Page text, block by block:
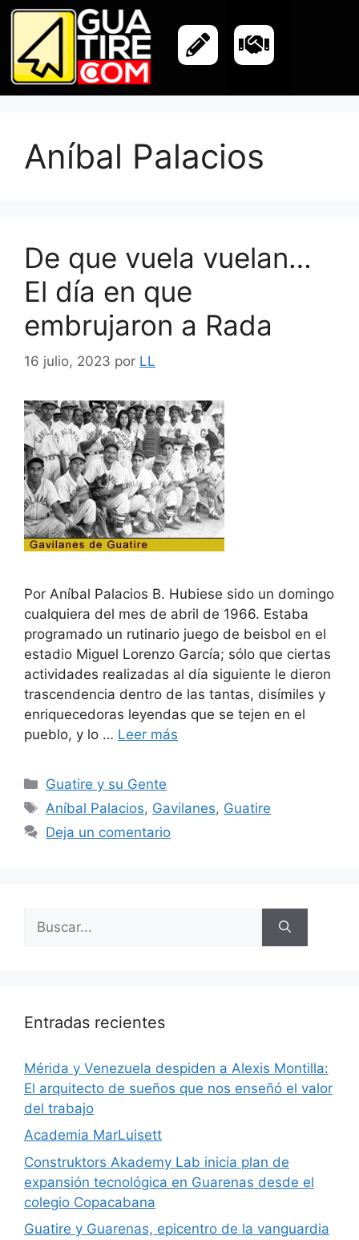
Aníbal Palacios
De que vuela vuelan…
El día en que
embrujaron a Rada
16 julio, 2023 por LL
Por Aníbal Palacios B. Hubiese sido un domingo
cualquiera del mes de abril de 1966. Estaba
programado un rutinario juego de beisbol en el
estadio Miguel Lorenzo García; sólo que ciertas
actividades realizadas al día siguiente le dieron
trascendencia dentro de las tantas, disímiles y
enriquecedoras leyendas que se tejen en el
pueblo, y lo … Leer más
Guatire y su Gente
Aníbal Palacios, Gavilanes, Guatire
Deja un comentario
Entradas recientes
​Mérida y Venezuela despiden a Alexis Montilla:
El arquitecto de sueños que nos enseñó el valor
del trabajo
Academia MarLuisett
Construktors Akademy Lab inicia plan de
expansión tecnológica en Guarenas desde el
colegio Copacabana
Guatire y Guarenas, epicentro de la vanguardia